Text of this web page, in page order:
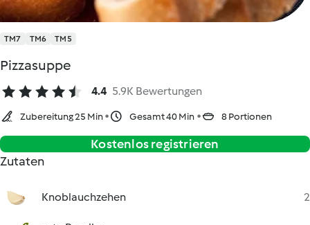
TM7 TM6 TM5
Pizzasuppe
4.4 5.9K Bewertungen
Zubereitung 25 Min Gesamt 40 Min 8 Portionen
Kostenlos registrieren
Zutaten
Knoblauchzehen 2